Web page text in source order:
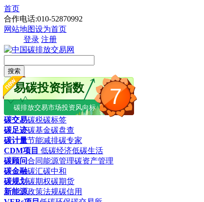
首页
合作电话:010-52870992
网站地图设为首页
登录 注册
搜索
7
易碳投资指数
碳排放交易市场投资风向标
碳交易碳税碳标签
碳足迹碳基金碳盘查
碳计量节能减排碳专家
CDM项目 低碳经济低碳生活
碳顾问合同能源管理碳资产管理
碳金融碳汇碳中和
碳规划碳期权碳期货
新能源政策法规碳信用